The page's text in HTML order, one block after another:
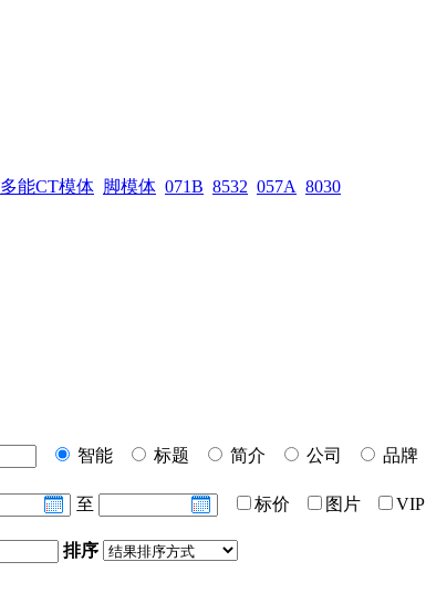
多能CT模体 脚模体 071B 8532 057A 8030
智能
标题 简介 公司
品牌
至 标价 图片
VIP
排序